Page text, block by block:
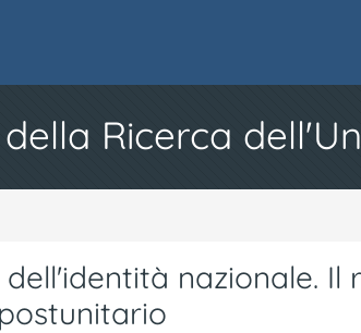
Ricerca
nazionale. Il